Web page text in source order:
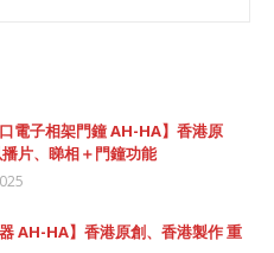
電子相架門鐘 AH-HA】香港原
片、睇相＋門鐘功能
AH-HA】香港原創、香港製作 重